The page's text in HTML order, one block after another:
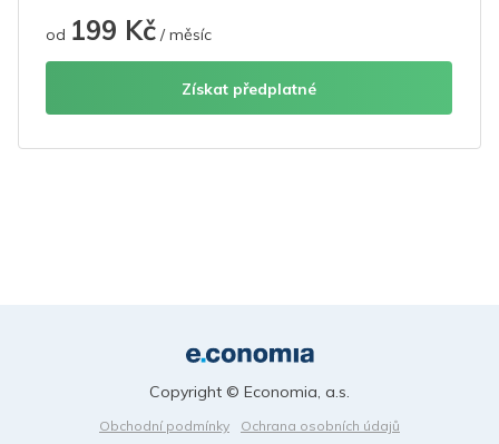
od 199 Kč / měsíc
Získat předplatné
Obchodní podmínky
Ochrana osobních údajů
Copyright © Economia, a.s.